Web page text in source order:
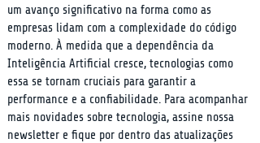
um avanço significativo na forma como as
empresas lidam com a complexidade do código
moderno. À medida que a dependência da
Inteligência Artificial cresce, tecnologias como
essa se tornam cruciais para garantir a
performance e a confiabilidade. Para acompanhar
mais novidades sobre tecnologia, assine nossa
newsletter e fique por dentro das atualizações